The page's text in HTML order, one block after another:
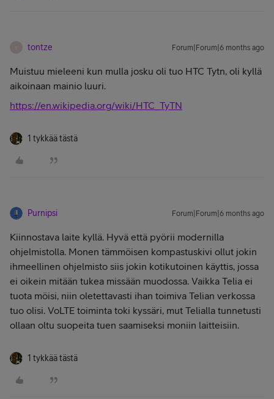
tontze Forum|Forum|6 months ago
Muistuu mieleeni kun mulla josku oli tuo HTC Tytn, oli kyllä
aikoinaan mainio luuri.
https://en.wikipedia.org/wiki/HTC_TyTN
1 tykkää tästä
Purnipsi Forum|Forum|6 months ago
Kiinnostava laite kyllä. Hyvä että pyörii modernilla
ohjelmistolla. Monen tämmöisen kompastuskivi ollut jokin
ihmeellinen ohjelmisto siis jokin kotikutoinen käyttis, jossa
ei oikein mitään tukea missään muodossa. Vaikka Telia ei
tuota möisi, niin oletettavasti ihan toimiva Telian verkossa
tuo olisi. VoLTE toiminta toki kyssäri, mut Telialla tunnetusti
ollaan oltu suopeita tuen saamiseksi moniin laitteisiin.
1 tykkää tästä